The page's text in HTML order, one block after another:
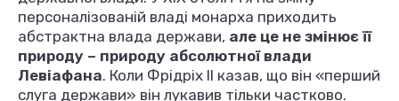
персоналізованій владі монарха приходить
абстрактна влада держави, але це не змінює її
природу – природу абсолютної влади
Левіафана. Коли Фрідріх II казав, що він «перший
слуга держави» він лукавив тільки частково.